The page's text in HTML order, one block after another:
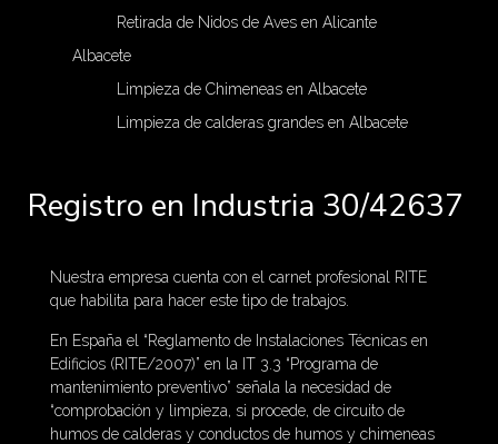
Retirada de Nidos de Aves en Alicante
Albacete
Limpieza de Chimeneas en Albacete
Limpieza de calderas grandes en Albacete
Registro en Industria 30/42637
Nuestra empresa cuenta con el carnet profesional RITE
que habilita para hacer este tipo de trabajos.
En España el “Reglamento de Instalaciones Técnicas en
Edificios (RITE/2007)” en la IT 3.3 “Programa de
mantenimiento preventivo” señala la necesidad de
“comprobación y limpieza, si procede, de circuito de
humos de calderas y conductos de humos y chimeneas